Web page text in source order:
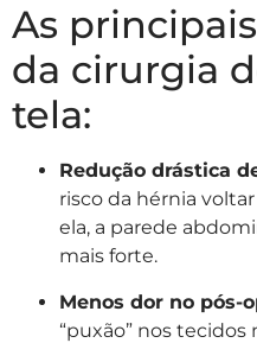
As
da cirurgia
tela:
Redução drástica
risco da hérnia
ela, a parede
mais forte.
Menos dor no pós-
“puxão” nos